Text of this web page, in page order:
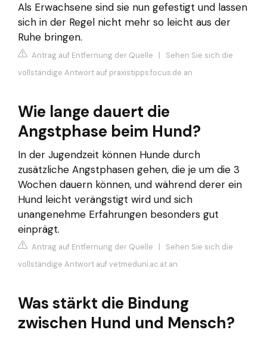
Als Erwachsene sind sie nun gefestigt und lassen
sich in der Regel nicht mehr so leicht aus der
Ruhe bringen.
Antrag auf Entfernung der Quelle | Sehen Sie sich die
vollständige Antwort auf praxistipps.focus.de an
Wie lange dauert die
Angstphase beim Hund?
In der Jugendzeit können Hunde durch
zusätzliche Angstphasen gehen, die je um die 3
Wochen dauern können, und während derer ein
Hund leicht verängstigt wird und sich
unangenehme Erfahrungen besonders gut
einprägt.
Antrag auf Entfernung der Quelle | Sehen Sie sich die
vollständige Antwort auf vetmeduni.ac.at an
Was stärkt die Bindung
zwischen Hund und Mensch?